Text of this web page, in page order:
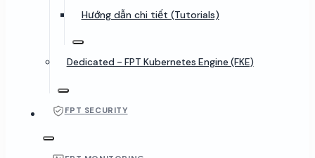
Hướng dẫn chi tiết (Tutorials)
Dedicated - FPT Kubernetes Engine (FKE)
FPT SECURITY